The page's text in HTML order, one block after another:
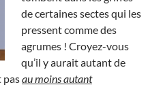
de certaines sectes qui les
pressent comme des
agrumes ! Croyez-vous
qu’il y aurait autant de
pasau moins autant